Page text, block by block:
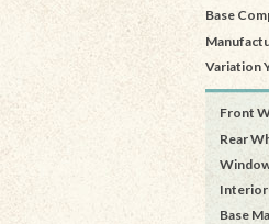
Base
Variation
Front
Rear
Base